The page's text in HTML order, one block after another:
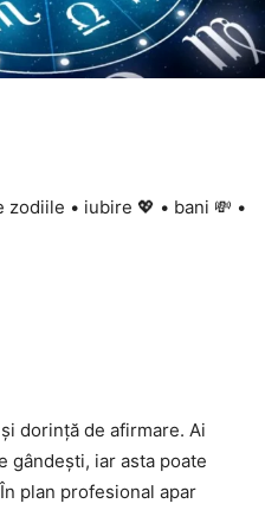
• iubire 💖 • bani 💸 •
dorință de afirmare. Ai
gândești, iar asta poate
plan profesional apar